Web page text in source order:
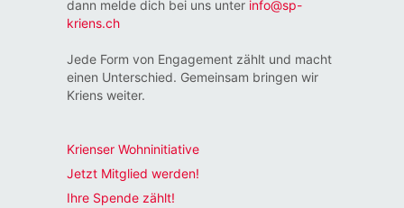
dann melde dich bei uns unter info@sp-
kriens.ch
Jede Form von Engagement zählt und macht
einen Unterschied. Gemeinsam bringen wir
Kriens weiter.
Krienser Wohninitiative
Jetzt Mitglied werden!
Ihre Spende zählt!